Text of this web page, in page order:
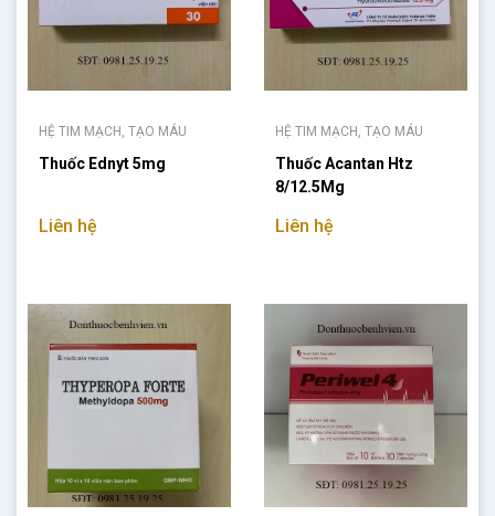
HỆ TIM MẠCH, TẠO MÁU
Thuốc Ednyt 5mg
Liên hệ
HỆ TIM MẠCH, TẠO MÁU
Thuốc Acantan Htz
8/12.5Mg
Liên hệ